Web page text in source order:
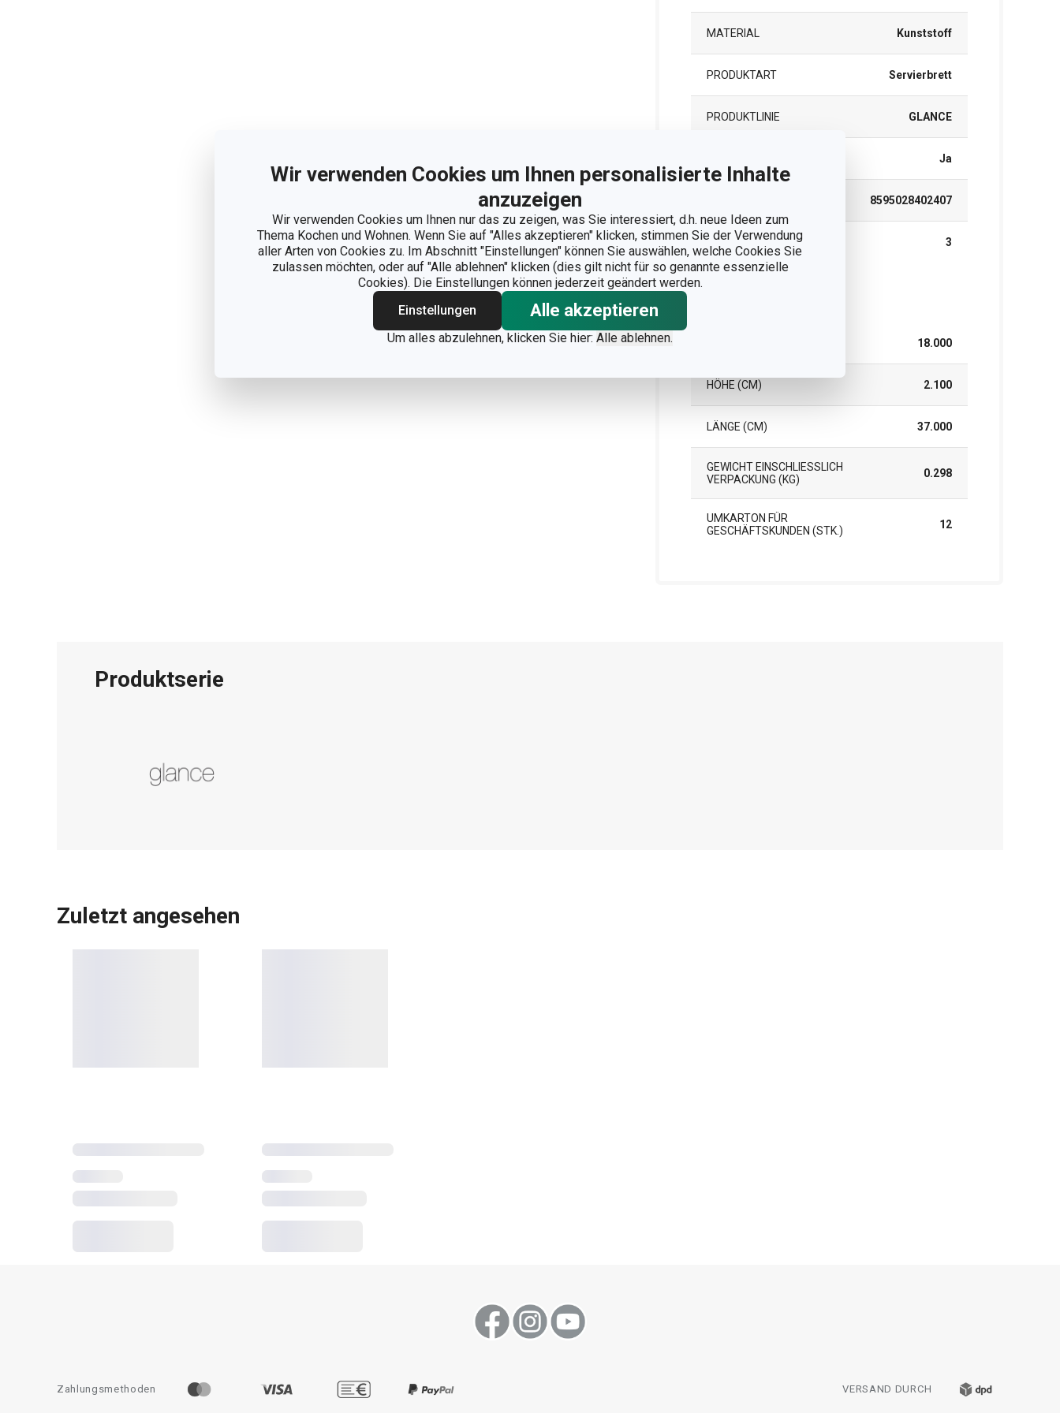
Wir verwenden Cookies um Ihnen personalisierte Inhalte
anzuzeigen
Wir verwenden Cookies um Ihnen nur das zu zeigen, was Sie interessiert, d.h. neue Ideen zum
Thema Kochen und Wohnen. Wenn Sie auf "Alles akzeptieren" klicken, stimmen Sie der Verwendung
aller Arten von Cookies zu. Im Abschnitt "Einstellungen" können Sie auswählen, welche Cookies Sie
zulassen möchten, oder auf "Alle ablehnen" klicken (dies gilt nicht für so genannte essenzielle
Cookies). Die Einstellungen können jederzeit geändert werden.
Einstellungen
Alle akzeptieren
Um alles abzulehnen, klicken Sie hier: Alle ablehnen.
MATERIAL Kunststoff
PRODUKTART Servierbrett
PRODUKTLINIE GLANCE
Ja
8595028402407
GARANTIE (IN JAHREN) 3
18.000
HÖHE (CM) 2.100
LÄNGE (CM) 37.000
GEWICHT EINSCHLIESSLICH V
ERPACKUNG (KG)
0.298
UMKARTON FÜR
GESCHÄFTSKUNDEN (STK.)
12
Produktserie
Zuletzt angesehen
Zahlungsmethoden VERSAND DURCH